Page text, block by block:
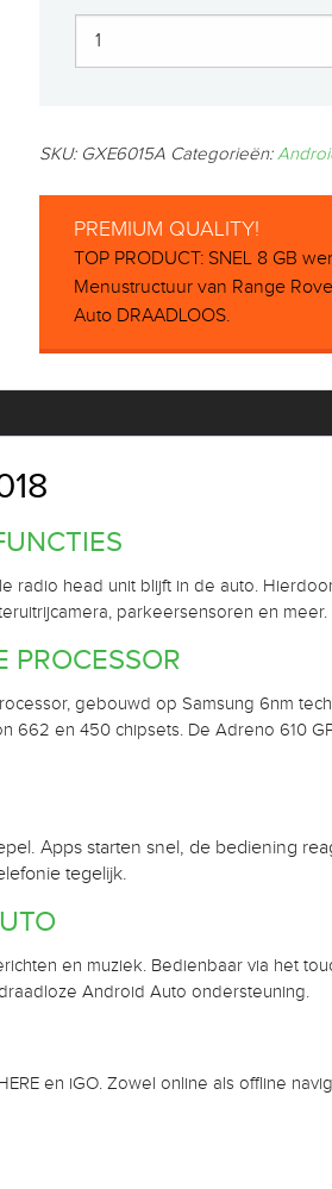
SKU: GXE6015A Categorieën:
PREMIUM QUALITY!
TOP PRODUCT: SNEL 8 GB
Menustructuur van Range
Auto DRAADLOOS.
head unit blijft in de auto.
parkeersensoren en
PROCESSOR
gebouwd op Samsung 6nm
en 450 chipsets. De Adreno 610
Apps starten snel, de bediening
tegelijk.
en muziek. Bedienbaar via het
Android Auto ondersteuning.
en iGO. Zowel online als offline